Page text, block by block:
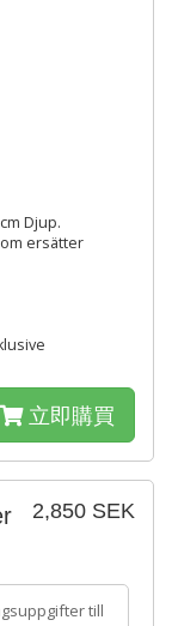
Djup.
ersätter
立即購買
2,850 SEK
till